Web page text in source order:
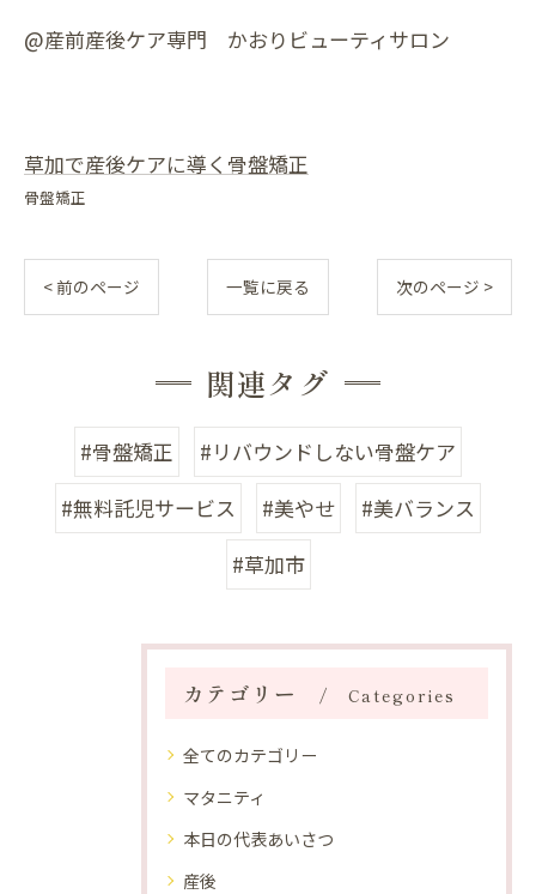
@産前産後ケア専門 かおりビューティサロン
草加で産後ケアに導く骨盤矯正
骨盤矯正
< 前のページ 一覧に戻る 次のページ >
関連タグ
#骨盤矯正
#リバウンドしない骨盤ケア
#無料託児サービス
#美やせ
#美バランス
#草加市
カテゴリー Categories
全てのカテゴリー
マタニティ
本日の代表あいさつ
産後